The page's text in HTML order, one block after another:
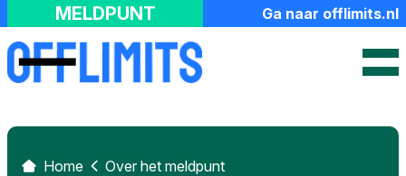
MELDPUNT Ga naar offlimits.nl
FAQ
Hash Check Service
Over het meldpunt
Contact
Home Over het meldpunt